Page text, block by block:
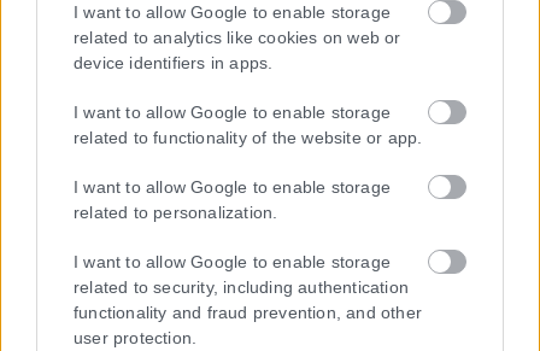
I want to allow Google to enable storage
related to analytics like cookies on web or
device identifiers in apps.
I want to allow Google to enable storage
related to functionality of the website or app.
I want to allow Google to enable storage
related to personalization.
I want to allow Google to enable storage
related to security, including authentication
functionality and fraud prevention, and other
user protection.